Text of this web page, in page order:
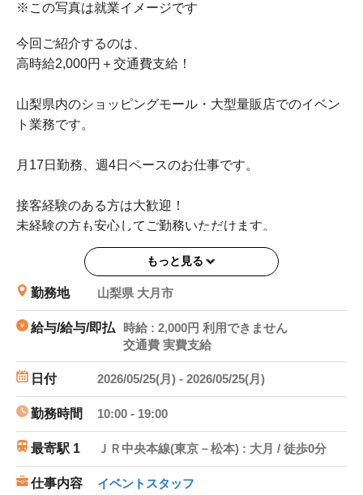
※この写真は就業イメージです
今回ご紹介するのは、
高時給2,000円＋交通費支給！
山梨県内のショッピングモール・大型量販店でのイベン
ト業務です。
月17日勤務、週4日ペースのお仕事です。
接客経験のある方は大歓迎！
未経験の方も安心してご勤務いただけます。
＊当案件の応募フォームはこちら＊
https://fc-topgun.jp/
専用フォームよりご回答いただけますとご案内がスムー
もっと見る
勤務地 山梨県 大月市
給与/給与/即払
時給 : 2,000円 利用できません
交通費 実費支給
日付 2026/05/25(月) - 2026/05/25(月)
勤務時間 10:00 - 19:00
最寄駅 1 ＪＲ中央本線(東京－松本) : 大月 / 徒歩0分
仕事内容 イベントスタッフ